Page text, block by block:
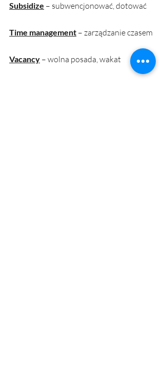
Subsidize – subwencjonować, dotować
Time management – zarządzanie czasem
Vacancy – wolna posada, wakat